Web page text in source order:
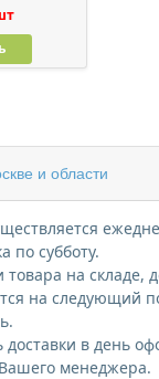
и области
по субботу.
на складе,
на следующий
доставки в день
менеджера.